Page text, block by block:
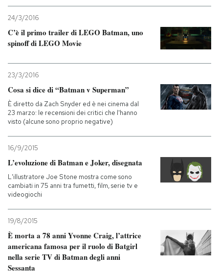
24/3/2016
C’è il primo trailer di LEGO Batman, uno
spinoff di LEGO Movie
23/3/2016
Cosa si dice di “Batman v Superman”
È diretto da Zach Snyder ed è nei cinema dal
23 marzo: le recensioni dei critici che l'hanno
visto (alcune sono proprio negative)
16/9/2015
L’evoluzione di Batman e Joker, disegnata
L'illustratore Joe Stone mostra come sono
cambiati in 75 anni tra fumetti, film, serie tv e
videogiochi
19/8/2015
È morta a 78 anni Yvonne Craig, l’attrice
americana famosa per il ruolo di Batgirl
nella serie TV di Batman degli anni
Sessanta